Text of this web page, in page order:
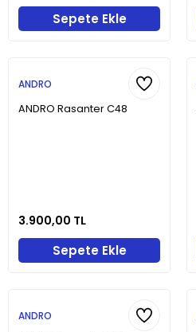
Sepete Ekle
ANDRO
ANDRO Rasanter C48
3.900,00 TL
Sepete Ekle
ANDRO